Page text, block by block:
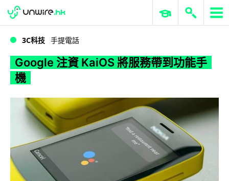
Google 注資 KaiOS 將服務帶到功能手機
WWDC 2026 ERP 與商業 AI
3C科技 手提電話
Google 注資 KaiOS 將服務帶到功能手
機